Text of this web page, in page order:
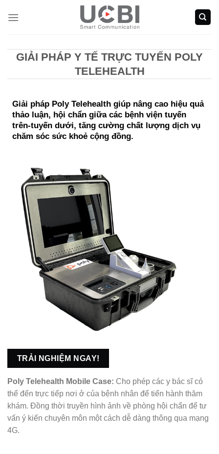
GIẢI PHÁP Y TẾ TRỰC TUYẾN POLY
TELEHEALTH
Giải pháp Poly Telehealth giúp nâng cao hiệu quả
thảo luận, hội chẩn giữa các bệnh viện tuyến
trên-tuyến dưới, tăng cường chất lượng dịch vụ
chăm sóc sức khoẻ cộng đồng.
TRẢI NGHIỆM NGAY!
Poly Telehealth Mobile Case: Cho phép các y bác sĩ có
thể đến trực tiếp nơi ở của bệnh nhân để tiến hành thăm
khám. Đồng thời truyền hình ảnh về phòng hội chẩn để tư
vấn ý kiến chuyên môn một cách dễ dàng thông qua mạng
4G.